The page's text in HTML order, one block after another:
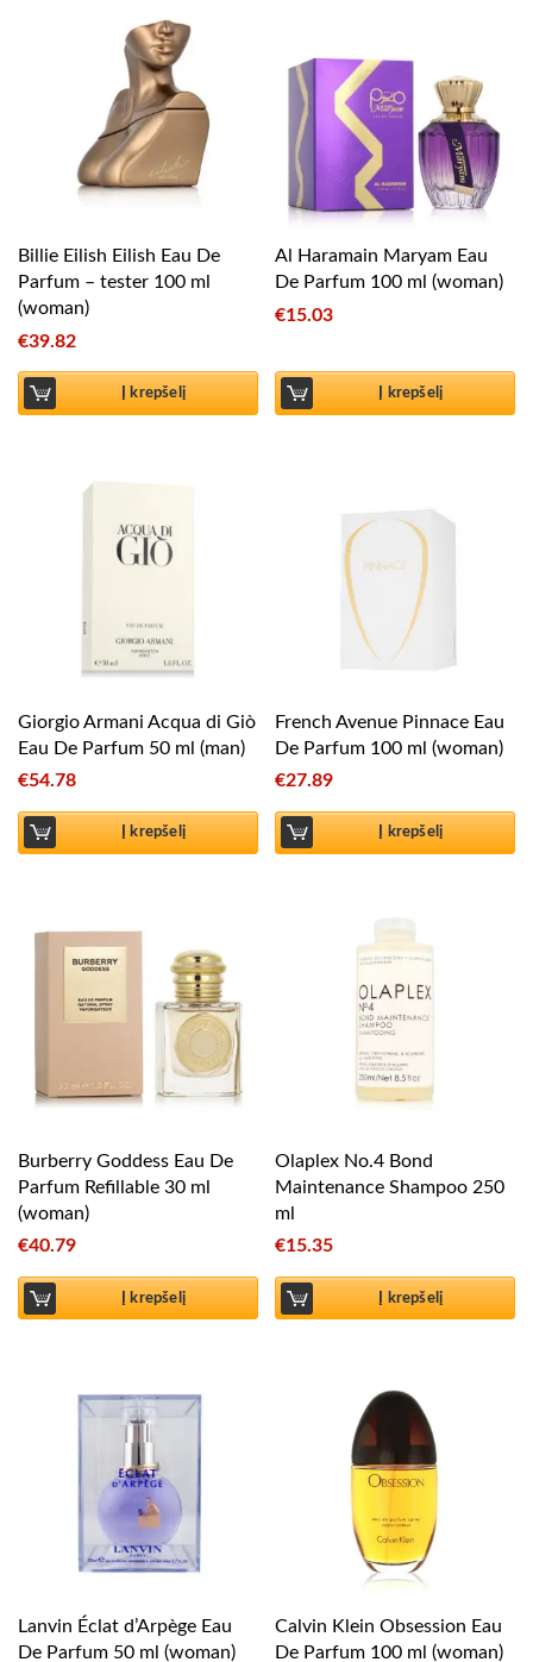
Billie Eilish Eilish Eau De
Parfum – tester 100 ml
(woman)
€39.82
Į krepšelį
Al Haramain Maryam Eau
De Parfum 100 ml (woman)
€15.03
Į krepšelį
Giorgio Armani Acqua di Giò
Eau De Parfum 50 ml (man)
€54.78
Į krepšelį
French Avenue Pinnace Eau
De Parfum 100 ml (woman)
€27.89
Į krepšelį
Burberry Goddess Eau De
Parfum Refillable 30 ml
(woman)
€40.79
Į krepšelį
Olaplex No.4 Bond
Maintenance Shampoo 250
ml
€15.35
Į krepšelį
Lanvin Éclat d’Arpège Eau
De Parfum 50 ml (woman)
Calvin Klein Obsession Eau
De Parfum 100 ml (woman)